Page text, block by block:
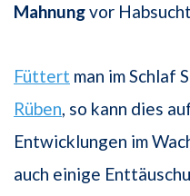
Mahnungvor
Füttert man im Schlaf
Rüben, so kann dies
Entwicklungen im
auch einige